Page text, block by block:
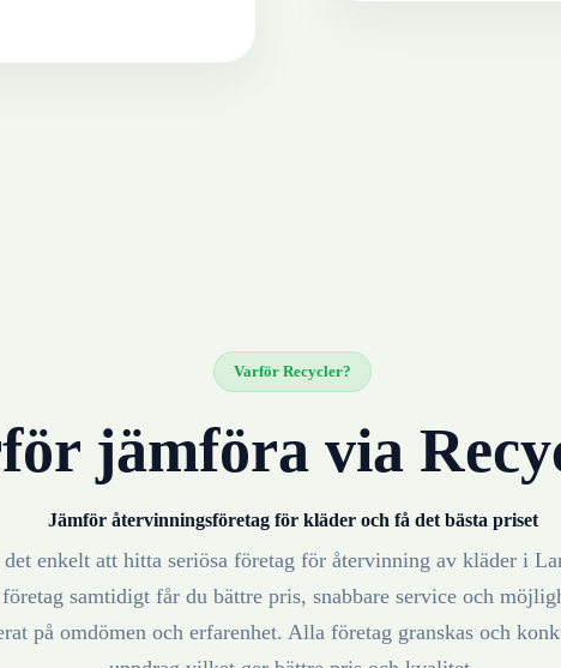
Varför Recycler?
jämföra via
Jämför återvinningsföretag för kläderoch få det bästa priset
enkelt att hitta seriösa företag för återvinning av kläderi
samtidigt får du bättre pris, snabbare service och
på omdömen och erfarenhet. Alla företag granskas och